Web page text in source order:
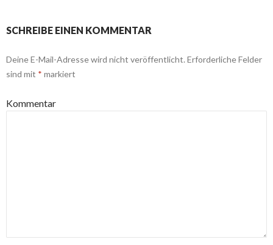
SCHREIBE EINEN KOMMENTAR
Deine E-Mail-Adresse wird nicht veröffentlicht. Erforderliche Felder
sind mit * markiert
Kommentar